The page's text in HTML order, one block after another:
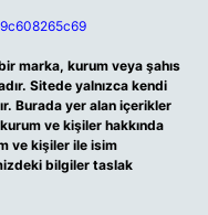
marka, kurum veya şahıs
Sitede yalnızca kendi
Burada yer alan içerikler
ve kişiler hakkında
ve kişiler ile isim
bilgiler taslak